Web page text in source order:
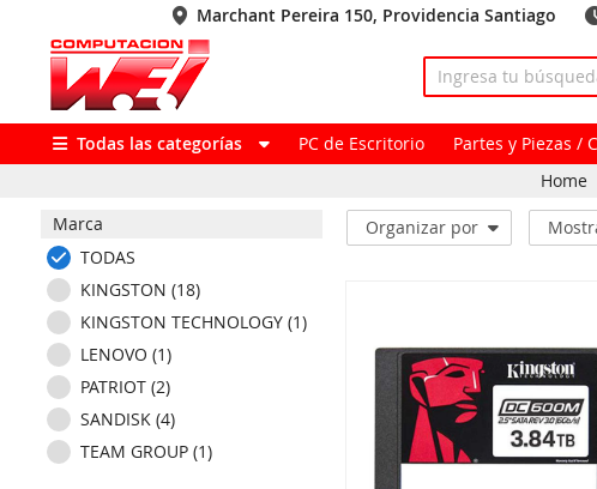
Marchant Pereira 150, Providencia Santiago
Todas las categorías PC de Escritorio Partes y Piezas /
Home
Marca
TODAS
KINGSTON (18)
KINGSTON TECHNOLOGY (1)
LENOVO (1)
PATRIOT (2)
SANDISK (4)
TEAM GROUP (1)
Organizar por